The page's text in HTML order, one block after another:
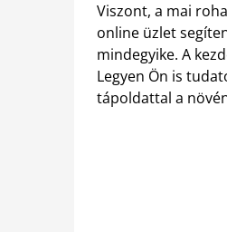
Viszont, a mai
online üzlet
mindegyike. A
Legyen Ön is
tápoldattal a